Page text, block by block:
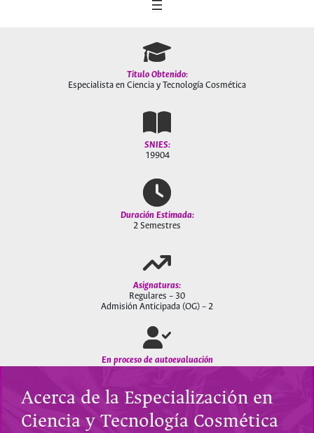
Titulo Obtenido:
Especialista en Ciencia y Tecnología Cosmética
SNIES:
19904
Duración Estimada:
2 Semestres
Asignaturas:
Regulares – 30
Admisión Anticipada (OG) – 2
En proceso de autoevaluación
Acerca de la Especialización en
Ciencia y Tecnología Cosmética